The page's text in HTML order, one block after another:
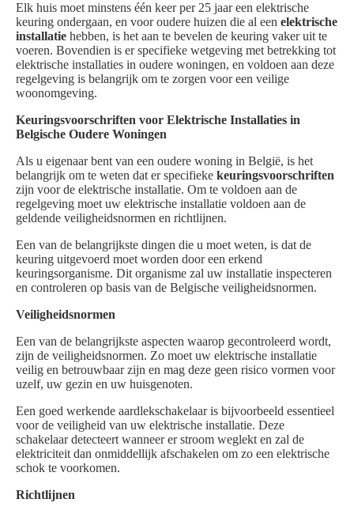
Elk huis moet minstens één keer per 25 jaar een elektrische
keuring ondergaan, en voor oudere huizen die al een elektrische
installatie hebben, is het aan te bevelen de keuring vaker uit te
voeren. Bovendien is er specifieke wetgeving met betrekking tot
elektrische installaties in oudere woningen, en voldoen aan deze
regelgeving is belangrijk om te zorgen voor een veilige
woonomgeving.
Keuringsvoorschriften voor Elektrische Installaties in
Belgische Oudere Woningen
Als u eigenaar bent van een oudere woning in België, is het
belangrijk om te weten dat er specifieke keuringsvoorschriften
zijn voor de elektrische installatie. Om te voldoen aan de
regelgeving moet uw elektrische installatie voldoen aan de
geldende veiligheidsnormen en richtlijnen.
Een van de belangrijkste dingen die u moet weten, is dat de
keuring uitgevoerd moet worden door een erkend
keuringsorganisme. Dit organisme zal uw installatie inspecteren
en controleren op basis van de Belgische veiligheidsnormen.
Veiligheidsnormen
Een van de belangrijkste aspecten waarop gecontroleerd wordt,
zijn de veiligheidsnormen. Zo moet uw elektrische installatie
veilig en betrouwbaar zijn en mag deze geen risico vormen voor
uzelf, uw gezin en uw huisgenoten.
Een goed werkende aardlekschakelaar is bijvoorbeeld essentieel
voor de veiligheid van uw elektrische installatie. Deze
schakelaar detecteert wanneer er stroom weglekt en zal de
elektriciteit dan onmiddellijk afschakelen om zo een elektrische
schok te voorkomen.
Richtlijnen